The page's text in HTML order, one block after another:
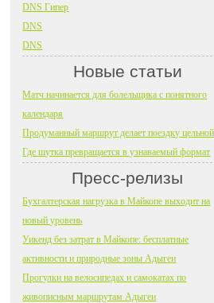
DNS Гипер
DNS
DNS
Новые статьи
Матч начинается для болельщика с понятного
календаря
Продуманный маршрут делает поездку цельной
Где шутка превращается в узнаваемый формат
Пресс-релизы
Бухгалтерская нагрузка в Майкопе выходит на
новый уровень
Уикенд без затрат в Майкопе: бесплатные
активности и природные зоны Адыгеи
Прогулки на велосипедах и самокатах по
живописным маршрутам Адыгеи